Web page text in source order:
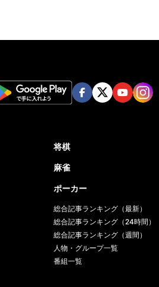
将棋
麻雀
ポーカー
総合記事ランキング（最新）
総合記事ランキング（24時間）
総合記事ランキング（週間）
人物・グループ一覧
番組一覧